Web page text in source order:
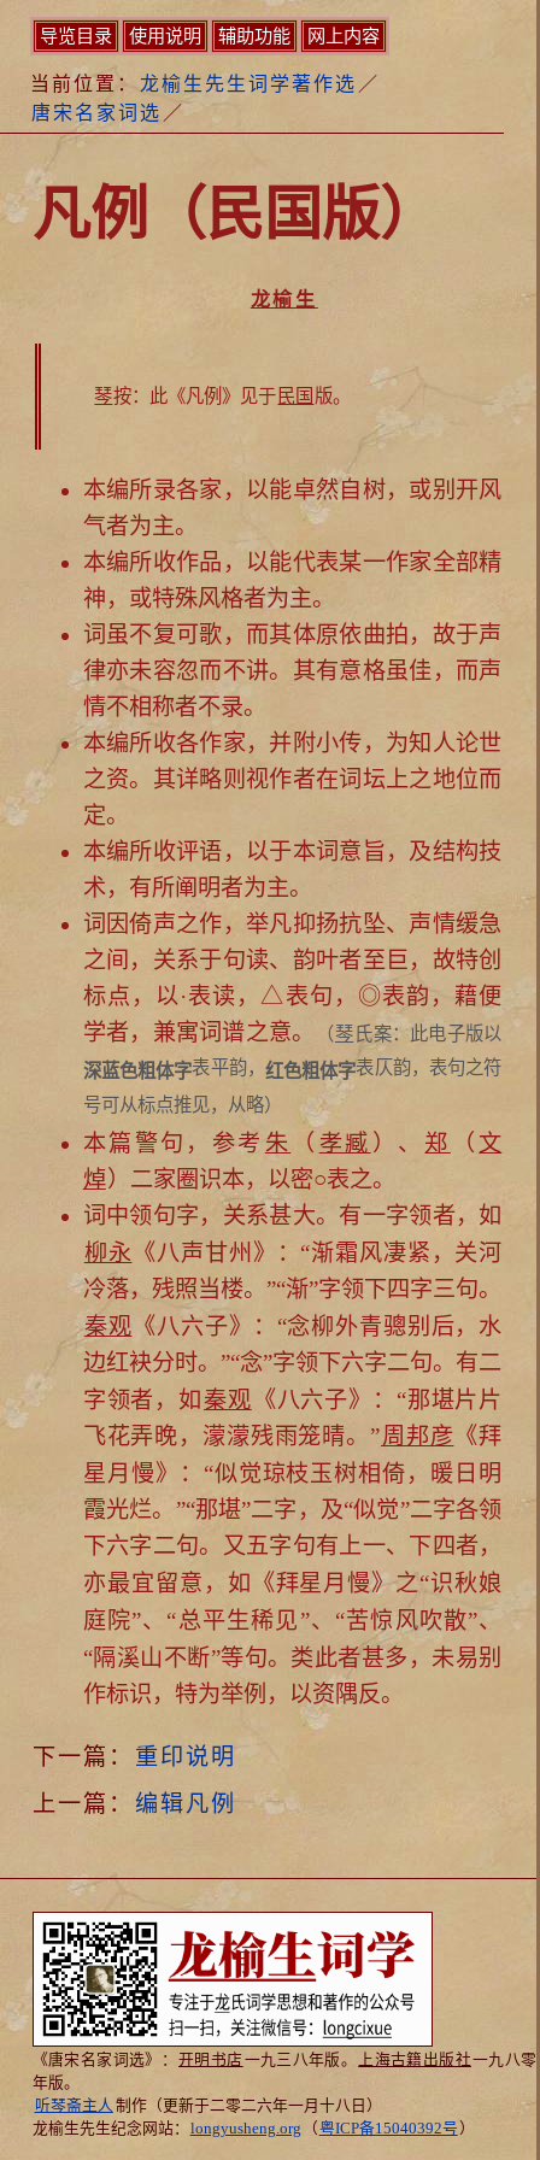
导览目录 使用说明 辅助功能 网上内容
当前位置： 龙榆生先生词学著作选 ／
唐宋名家词选 ／
凡例（民国版）
龙榆生
琴按：此《凡例》见于 民国 版。
本编所录各家，以能卓然自树，或别开风
气者为主。
本编所收作品，以能代表某一作家全部精
神，或特殊风格者为主。
词虽不复可歌，而其体原依曲拍，故于声
律亦未容忽而不讲。其有意格虽佳，而声
情不相称者不录。
本编所收各作家，并附小传，为知人论世
之资。其详略则视作者在词坛上之地位而
定。
本编所收评语，以于本词意旨，及结构技
术，有所阐明者为主。
词因倚声之作，举凡抑扬抗坠、声情缓急
之间，关系于句读、韵叶者至巨，故特创
标点，以·表读，△表句，◎表韵，藉便
学者，兼寓词谱之意。
（琴 氏案：此电子版以
深蓝色粗体字表平韵， 红色粗体字表仄韵，表句之符
号可从标点推见，从略）
本篇警句，参考 朱 （ 孝臧 ）、 郑 （ 文
焯）二家圈识本，以密○表之。
词中领句字，关系甚大。有一字领者，如
柳永 《八声甘州》：“渐霜风凄紧，关河
冷落，残照当楼。 ”“渐”字领下四字三句。
秦观 《八六子》：“念柳外青骢别后，水
边红袂分时。 ”“念”字领下六字二句。有二
字领者，如秦观 《八六子》：“那堪片片
飞花弄晚，濛濛残雨笼晴。 ”周邦彦 《拜
星月慢》：“似觉琼枝玉树相倚，暖日明
霞光烂。 ”“那堪”二字，及“似觉”二字各领
下六字二句。又五字句有上一、下四者，
亦最宜留意，如《拜星月慢》之“识秋娘
庭院”、“ 总平生稀见”、“苦惊风吹散”、
“隔溪山不断”等句。类此者甚多，未易别
作标识，特为举例，以资隅反。
下一篇： 重印说明
上一篇： 编辑凡例
《唐宋名家词选》： 开明书店 一九三八年版。 上海古籍出版社一九八零
年版。
听琴斋主人 制作（更新于二零二六年一月十八日）
龙榆生先生纪念网站： longyusheng.org （粤ICP备15040392号 ）